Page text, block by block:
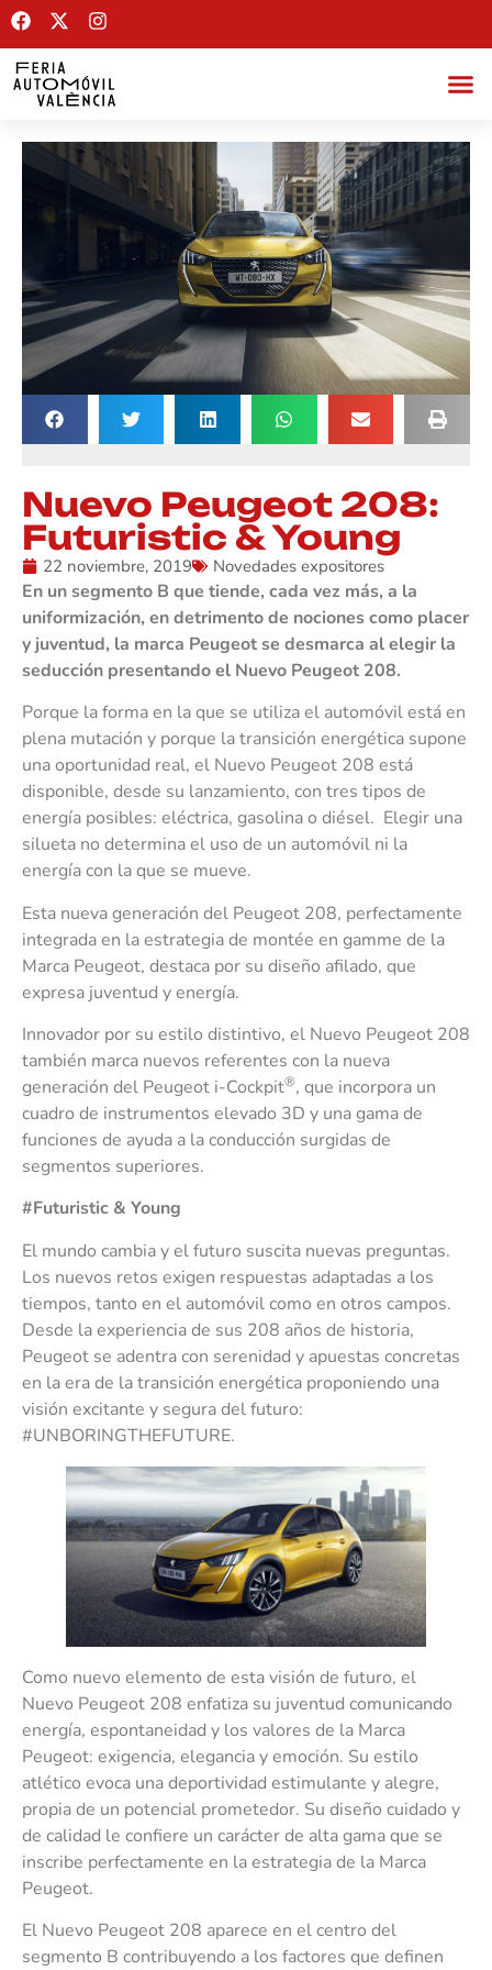
Nuevo Peugeot 208:
Futuristic & Young
22 noviembre, 2019 Novedades expositores
En un segmento B que tiende, cada vez más, a la
uniformización, en detrimento de nociones como placer
y juventud, la marca Peugeot se desmarca al elegir la
seducción presentando el Nuevo Peugeot 208.
Porque la forma en la que se utiliza el automóvil está en
plena mutación y porque la transición energética supone
una oportunidad real, el Nuevo Peugeot 208 está
disponible, desde su lanzamiento, con tres tipos de
energía posibles: eléctrica, gasolina o diésel. Elegir una
silueta no determina el uso de un automóvil ni la
energía con la que se mueve.
Esta nueva generación del Peugeot 208, perfectamente
integrada en la estrategia de montée en gamme de la
Marca Peugeot, destaca por su diseño afilado, que
expresa juventud y energía.
Innovador por su estilo distintivo, el Nuevo Peugeot 208
también marca nuevos referentes con la nueva
generación del Peugeot i-Cockpit®, que incorpora un
cuadro de instrumentos elevado 3D y una gama de
funciones de ayuda a la conducción surgidas de
segmentos superiores.
#Futuristic & Young
El mundo cambia y el futuro suscita nuevas preguntas.
Los nuevos retos exigen respuestas adaptadas a los
tiempos, tanto en el automóvil como en otros campos.
Desde la experiencia de sus 208 años de historia,
Peugeot se adentra con serenidad y apuestas concretas
en la era de la transición energética proponiendo una
visión excitante y segura del futuro:
#UNBORINGTHEFUTURE.
Como nuevo elemento de esta visión de futuro, el
Nuevo Peugeot 208 enfatiza su juventud comunicando
energía, espontaneidad y los valores de la Marca
Peugeot: exigencia, elegancia y emoción. Su estilo
atlético evoca una deportividad estimulante y alegre,
propia de un potencial prometedor. Su diseño cuidado y
de calidad le confiere un carácter de alta gama que se
inscribe perfectamente en la estrategia de la Marca
Peugeot.
El Nuevo Peugeot 208 aparece en el centro del
segmento B contribuyendo a los factores que definen